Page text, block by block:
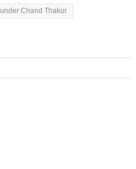
Chand Thakur